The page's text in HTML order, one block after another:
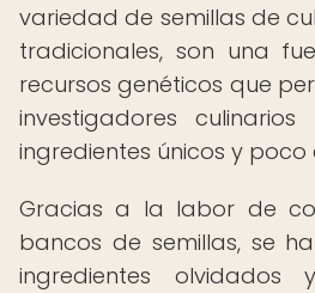
variedad de semillas de
tradicionales, son una
recursos genéticos que
investigadores
ingredientes únicos y poco
Gracias a la labor de
bancos de semillas, se
ingredientes